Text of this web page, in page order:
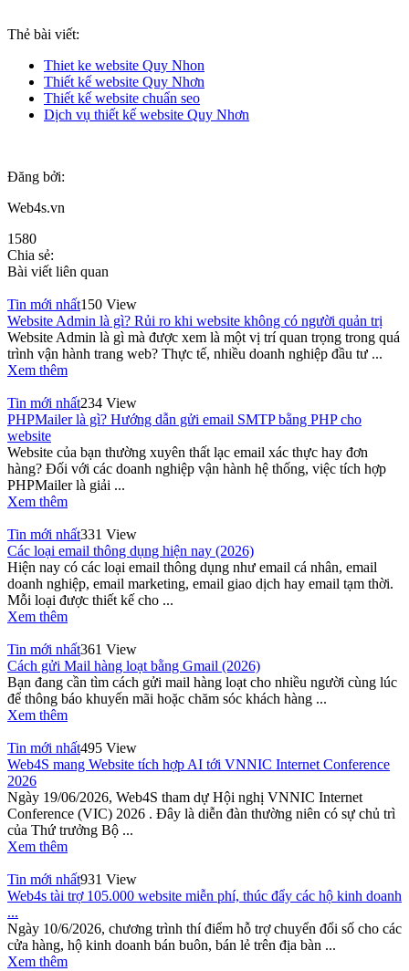
Thẻ bài viết:
Thiet ke website Quy Nhon
Thiết kế website Quy Nhơn
Thiết kế website chuẩn seo
Dịch vụ thiết kế website Quy Nhơn
Đăng bởi:
Web4s.vn
1580
Chia sẻ:
Bài viết liên quan
Tin mới nhất150 View
Website Admin là gì? Rủi ro khi website không có người quản trị
Website Admin là gì mà được xem là một vị trí quan trọng trong quá
trình vận hành trang web? Thực tế, nhiều doanh nghiệp đầu tư ...
Xem thêm
Tin mới nhất234 View
PHPMailer là gì? Hướng dẫn gửi email SMTP bằng PHP cho
website
Website của bạn thường xuyên thất lạc email xác thực hay đơn
hàng? Đối với các doanh nghiệp vận hành hệ thống, việc tích hợp
PHPMailer là giải ...
Xem thêm
Tin mới nhất331 View
Các loại email thông dụng hiện nay (2026)
Hiện nay có các loại email thông dụng như email cá nhân, email
doanh nghiệp, email marketing, email giao dịch hay email tạm thời.
Mỗi loại được thiết kế cho ...
Xem thêm
Tin mới nhất361 View
Cách gửi Mail hàng loạt bằng Gmail (2026)
Bạn đang cần tìm cách gửi mail hàng loạt cho nhiều người cùng lúc
để thông báo khuyến mãi hoặc chăm sóc khách hàng ...
Xem thêm
Tin mới nhất495 View
Web4S mang Website tích hợp AI tới VNNIC Internet Conference
2026
Ngày 19/06/2026, Web4S tham dự Hội nghị VNNIC Internet
Conference (VIC) 2026 . Đây là diễn đàn thường niên có sự chủ trì
của Thứ trưởng Bộ ...
Xem thêm
Tin mới nhất931 View
Web4s tài trợ 105.000 website miễn phí, thúc đẩy các hộ kinh doanh
...
Ngày 10/6/2026, chương trình thí điểm hỗ trợ chuyển đổi số cho các
cửa hàng, hộ kinh doanh bán buôn, bán lẻ trên địa bàn ...
Xem thêm